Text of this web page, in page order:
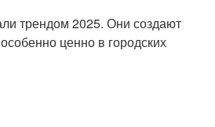
трендом 2025. Они создают
ценно в городских